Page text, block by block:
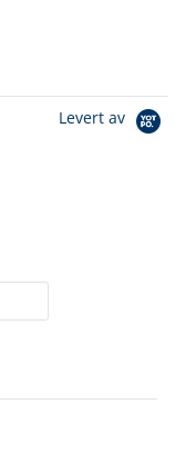
Levert av